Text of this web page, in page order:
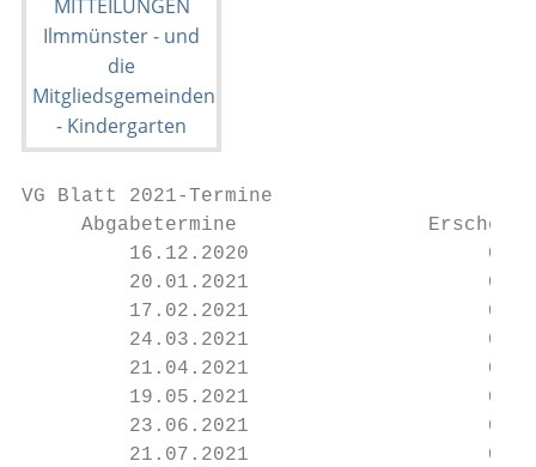
VG Blatt 2021-Termine
Abgabetermine
16.12.2020
20.01.2021
17.02.2021
24.03.2021
21.04.2021
19.05.2021
23.06.2021
21.07.2021